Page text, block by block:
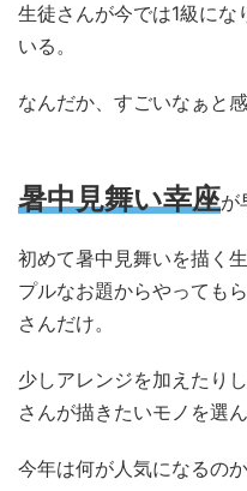
生徒さんが今では1級にな
いる。
なんだか、すごいなぁと
暑中見舞い幸座が
初めて暑中見舞いを描く
プルなお題からやっても
さんだけ。
少しアレンジを加えたり
さんが描きたいモノを選
今年は何が人気になるのか